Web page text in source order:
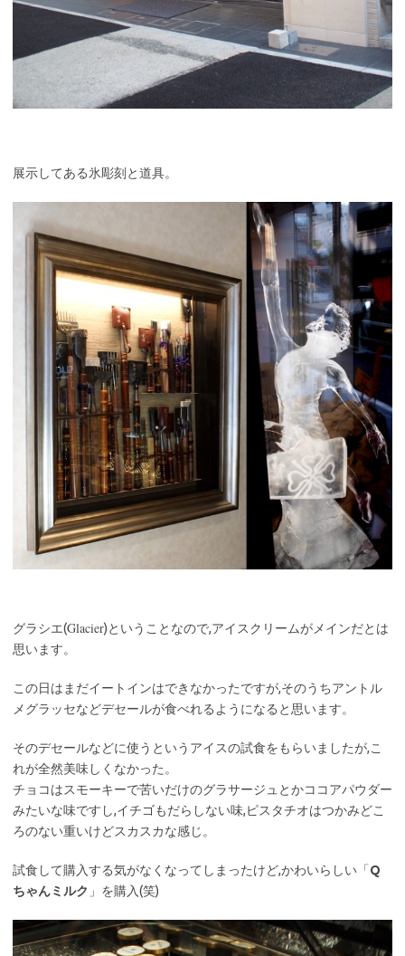
展示してある氷彫刻と道具。
グラシエ(Glacier)ということなので,アイスクリームがメインだとは
思います。
この日はまだイートインはできなかったですが,そのうちアントル
メグラッセなどデセールが食べれるようになると思います。
そのデセールなどに使うというアイスの試食をもらいましたが,こ
れが全然美味しくなかった。
チョコはスモーキーで苦いだけのグラサージュとかココアパウダー
みたいな味ですし,イチゴもだらしない味,ピスタチオはつかみどこ
ろのない重いけどスカスカな感じ。
試食して購入する気がなくなってしまったけど,かわいらしい「Q
ちゃんミルク 」を購入(笑)